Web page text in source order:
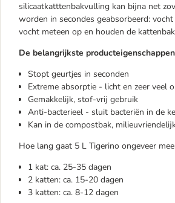
silicaatkatttenbakvulling kan bijna net
worden in secondes geabsorbeerd:
vocht meteen op en houden de
De belangrijkste
Stopt geurtjes in seconden
Extreme absorptie - licht en zeer veel
Gemakkelijk, stof-vrij gebruik
Anti-bacterieel - sluit bacteriën in de
Kan in de compostbak,
Hoe lang gaat 5 L Tigerino ongeveer
1 kat: ca. 25-35 dagen
2 katten: ca. 15-20 dagen
3 katten: ca. 8-12 dagen